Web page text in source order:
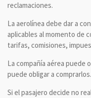
reclamaciones.
La aerolínea debe dar a
aplicables al momento de
tarifas, comisiones,
La compañía aérea puede
puede obligar a comprarlos.
Si el pasajero decide no